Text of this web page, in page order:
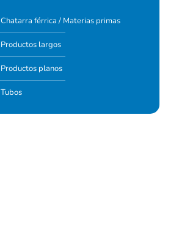
Chatarra férrica / Materias primas
Productos largos
Productos planos
Tubos